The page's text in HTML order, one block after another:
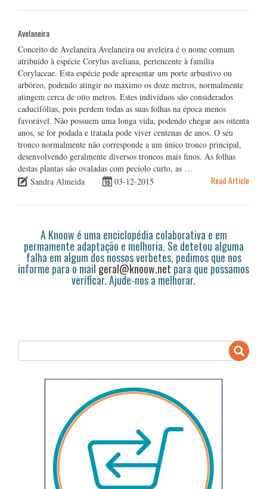
Avelaneira
Conceito de Avelaneira Avelaneira ou aveleira é o nome comum
atribuído à espécie Corylus aveliana, pertencente à família
Corylaceae. Esta espécie pode apresentar um porte arbustivo ou
arbóreo, podendo atingir no máximo os doze metros, normalmente
atingem cerca de oito metros. Estes indivíduos são considerados
caducifólias, pois perdem todas as suas folhas na época menos
favorável. Não possuem uma longa vida, podendo chegar aos oitenta
anos, se for podada e tratada pode viver centenas de anos. O seu
tronco normalmente não corresponde a um único tronco principal,
desenvolvendo geralmente diversos troncos mais finos. As folhas
destas plantas são ovaladas com pecíolo curto, as …
Sandra Almeida
03-12-2015 Read Article
A Knoow é uma enciclopédia colaborativa e em
permamente adaptação e melhoria. Se detetou alguma
falha em algum dos nossos verbetes, pedimos que nos
informe para o mail geral@knoow.netpara que possamos
verificar. Ajude-nos a melhorar.